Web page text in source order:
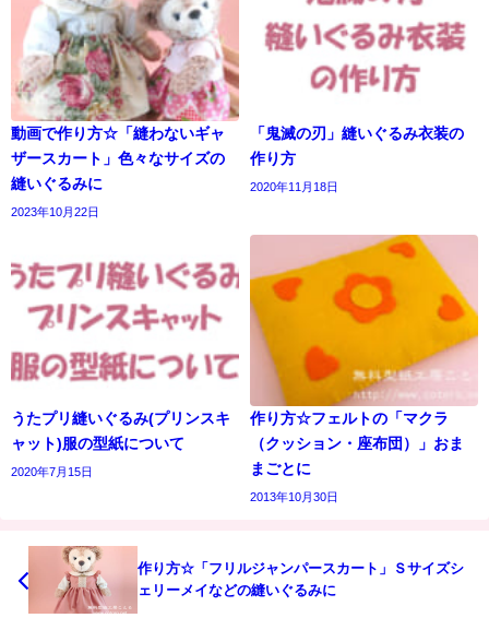
動画で作り方☆「縫わないギャ
ザースカート」色々なサイズの
縫いぐるみに
2023年10月22日
「鬼滅の刃」縫いぐるみ衣装の
作り方
2020年11月18日
うたプリ縫いぐるみ(プリンスキ
ャット)服の型紙について
2020年7月15日
作り方☆フェルトの「マクラ
（クッション・座布団）」おま
まごとに
2013年10月30日
作り方☆「フリルジャンパースカート」Ｓサイズシ
ェリーメイなどの縫いぐるみに